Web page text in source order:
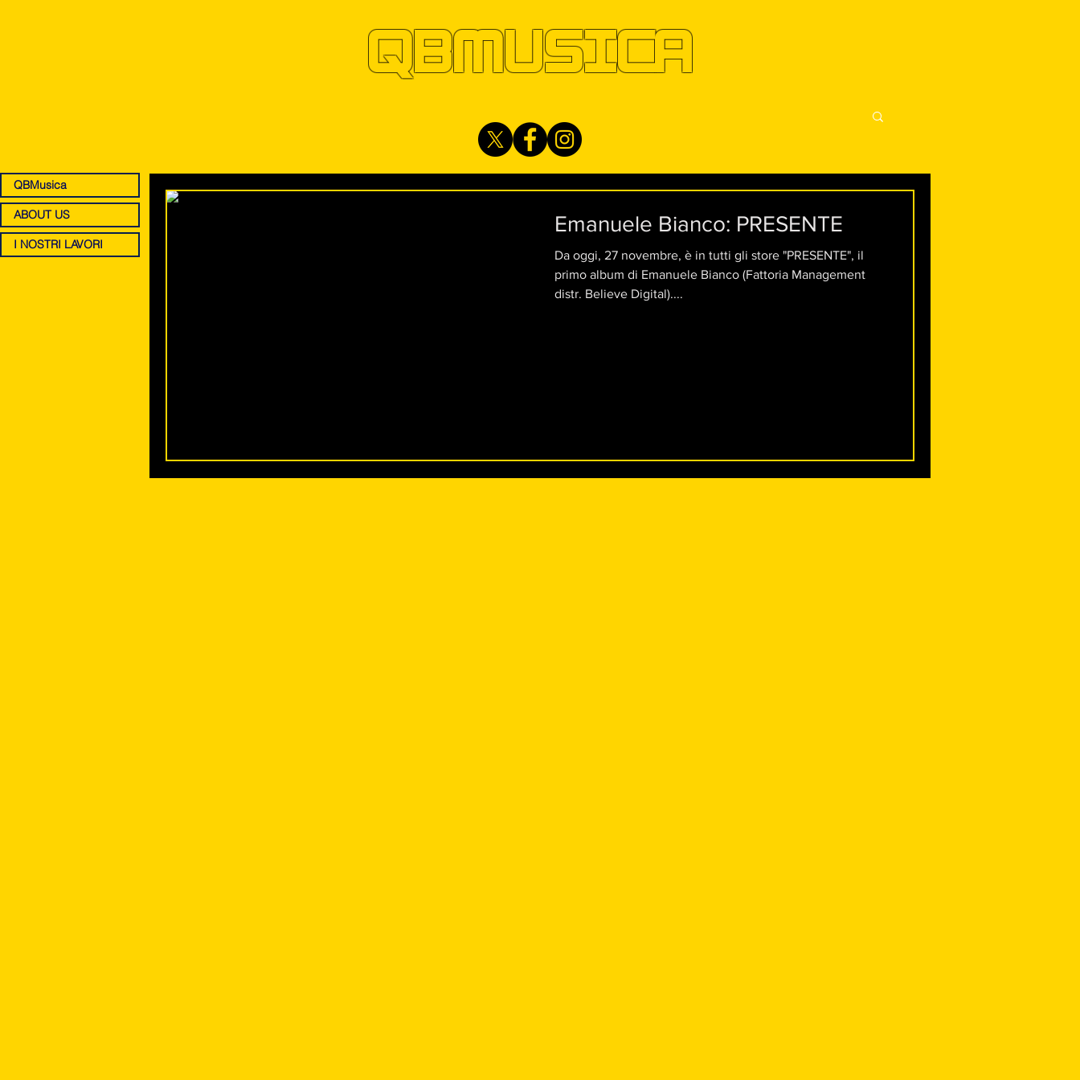
QBMUSICA
Emanuele Bianco: PRESENTE
Da oggi, 27 novembre, è in tutti gli store "PRESENTE", il
primo album di Emanuele Bianco (Fattoria Management
distr. Believe Digital)....
QBMusica
ABOUT US
I NOSTRI LAVORI